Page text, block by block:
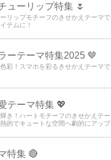
ューリップ特集 🌷
リップモチーフのきせかえテーマ
テムに！
ーテーマ特集2025 🤎
彩！スマホを彩るきせかえテーマ
テーマ特集 💖
き！ハートモチーフのきせかえテ
的でキュートな空間へ劇的にアッ
特集 🔴